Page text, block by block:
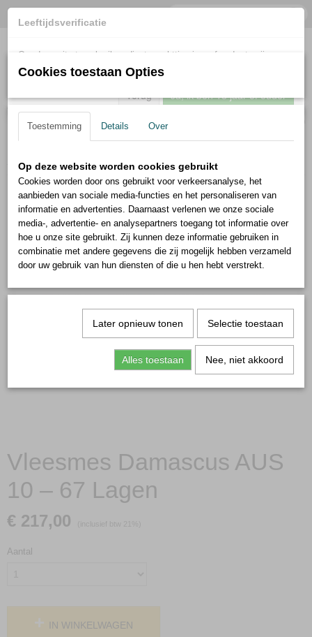
Inloggen
UW WINKELWAGEN
Home > > Vleesmes Damascus AUS 10 – 67 Lagen
Vleesmes Damascus AUS
10 – 67 Lagen
€ 217,00
Aantal
IN WINKELWAGEN
Leeftijdsverificatie
Om deze site te gebruiken dient u achttien jaar of ouder te zijn.
Terug Ja, ik ben 18 jaar of ouder
Cookies toestaan Opties
Toestemming Details Over
Op deze website worden cookies gebruikt
Cookies worden door ons gebruikt voor verkeersanalyse, het
aanbieden van sociale media-functies en het personaliseren van
informatie en advertenties. Daarnaast verlenen we onze sociale
media-, advertentie- en analysepartners toegang tot informatie over
hoe u onze site gebruikt. Zij kunnen deze informatie gebruiken in
combinatie met andere gegevens die zij mogelijk hebben verzameld
door uw gebruik van hun diensten of die u hen hebt verstrekt.
Later opnieuw tonen Selectie toestaan
Alles toestaan Nee, niet akkoord